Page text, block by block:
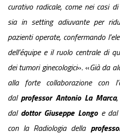
curativo radicale, come nei casi
sia in setting adiuvante per
pazienti operate, confermando
dell’équipe e il ruolo centrale di
dei tumori ginecologici». «Già da
alla forte collaborazione con
dalprofessor Antonio La Marca
dal dottor Giuseppe Longo e
con la Radiologia della